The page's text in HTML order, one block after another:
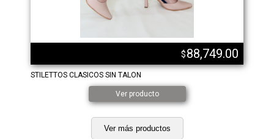
$88,749.00
STILETTOS CLASICOS SIN TALON
Ver producto
Ver más productos